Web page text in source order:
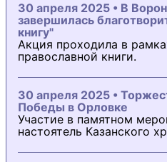
30 апреля 2025 • В
завершилась
книгу"
Акция проходила в
православной книги.
30 апреля 2025 •
Победы в Орловке
Участие в памятном
настоятель Казанского